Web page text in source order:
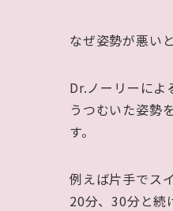
なぜ姿勢が悪い
Dr.ノーリーによ
うつむいた姿勢
す。
例えば片手でス
20分、30分と続